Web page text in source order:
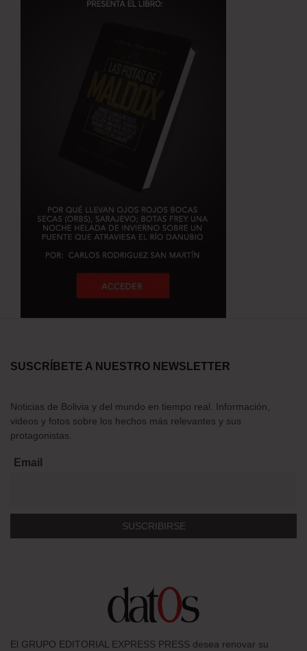
SUSCRÍBETE A NUESTRO NEWSLETTER
Noticias de Bolivia y del mundo en tiempo real. Información,
videos y fotos sobre los hechos más relevantes y sus
protagonistas.
Email
El GRUPO EDITORIAL EXPRESS PRESS desea renovar su